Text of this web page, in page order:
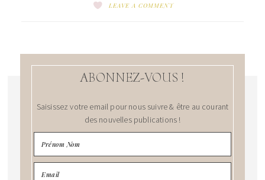
LEAVE A COMMENT
ABONNEZ-VOUS !
Saisissez votre email pour nous suivre & être au courant
des nouvelles publications !